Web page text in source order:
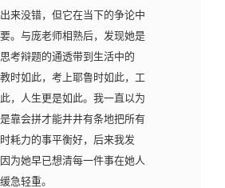
来没错，但它在当下的争论中
。与庞老师相熟后，发现她是
考辩题的通透带到生活中的
时如此，考上耶鲁时如此，工
，人生更是如此。我一直以为
靠会拼才能井井有条地把所有
耗力的事平衡好，后来我发
为她早已想清每一件事在她人
急轻重。